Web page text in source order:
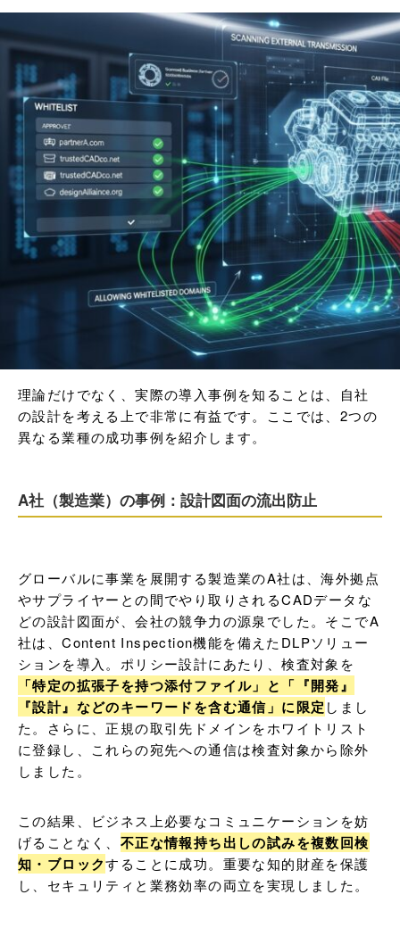
理論だけでなく、実際の導入事例を知ることは、自社
の設計を考える上で非常に有益です。ここでは、2つの
異なる業種の成功事例を紹介します。
A社（製造業）の事例：設計図面の流出防止
グローバルに事業を展開する製造業のA社は、海外拠点
やサプライヤーとの間でやり取りされるCADデータな
どの設計図面が、会社の競争力の源泉でした。そこでA
社は、Content Inspection機能を備えたDLPソリュー
ションを導入。ポリシー設計にあたり、検査対象を
「特定の拡張子を持つ添付ファイル」と「『開発』
『設計』などのキーワードを含む通信」に限定 しまし
た。さらに、正規の取引先ドメインをホワイトリスト
に登録し、これらの宛先への通信は検査対象から除外
しました。
この結果、ビジネス上必要なコミュニケーションを妨
げることなく、 不正な情報持ち出しの試みを複数回検
知・ブロックすることに成功。重要な知的財産を保護
し、セキュリティと業務効率の両立を実現しました。